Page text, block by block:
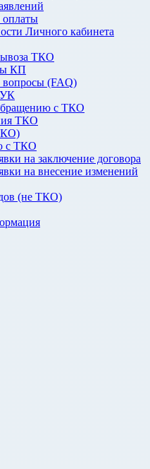
Личного кабинета
ТКО
КП
(FAQ)
УК
с ТКО
ТКО
с ТКО
на заключение договора
на внесение изменений
(не ТКО)